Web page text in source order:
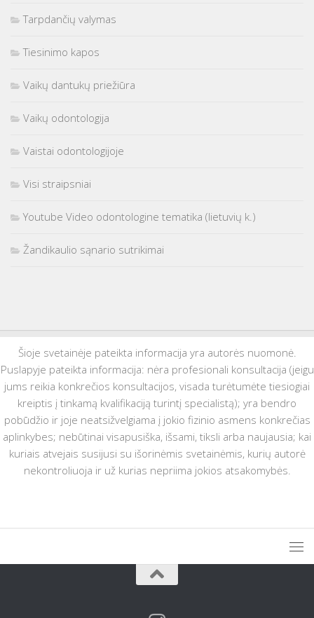
Tarpdančių valymas
Tiesinimo kapos
Vaikų dantukų priežiūra
Vaikų odontologija
Vaistai odontologijoje
Visi straipsniai
Youtube Video odontologine tematika (lietuvių k.)
Žandikaulio sąnario sutrikimai
Šioje svetainėje pateikta informacija yra autorės nuomonė.
Puslapyje pateikta informacija: nėra profesionali konsultacija (jeigu
jums reikia konkrečios konsultacijos, visada turėtumėte tiesiogiai
kreiptis į tinkamą kvalifikaciją turintį specialistą); yra bendro
pobūdžio ir joje neatsižvelgiama į jokio fizinio asmens konkrečias
aplinkybes; nebūtinai visapusiška, išsami, tiksli arba naujausia; kai
kuriais atvejais susijusi su išorinėmis svetainėmis, kurių autorė
nekontroliuoja ir už kurias nepriima jokios atsakomybės.